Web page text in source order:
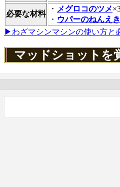
必要な材料
・ メグロコのツメ
・ ウパーのねんえき
▶わざマシンマシンの使い方と
マッドショットを